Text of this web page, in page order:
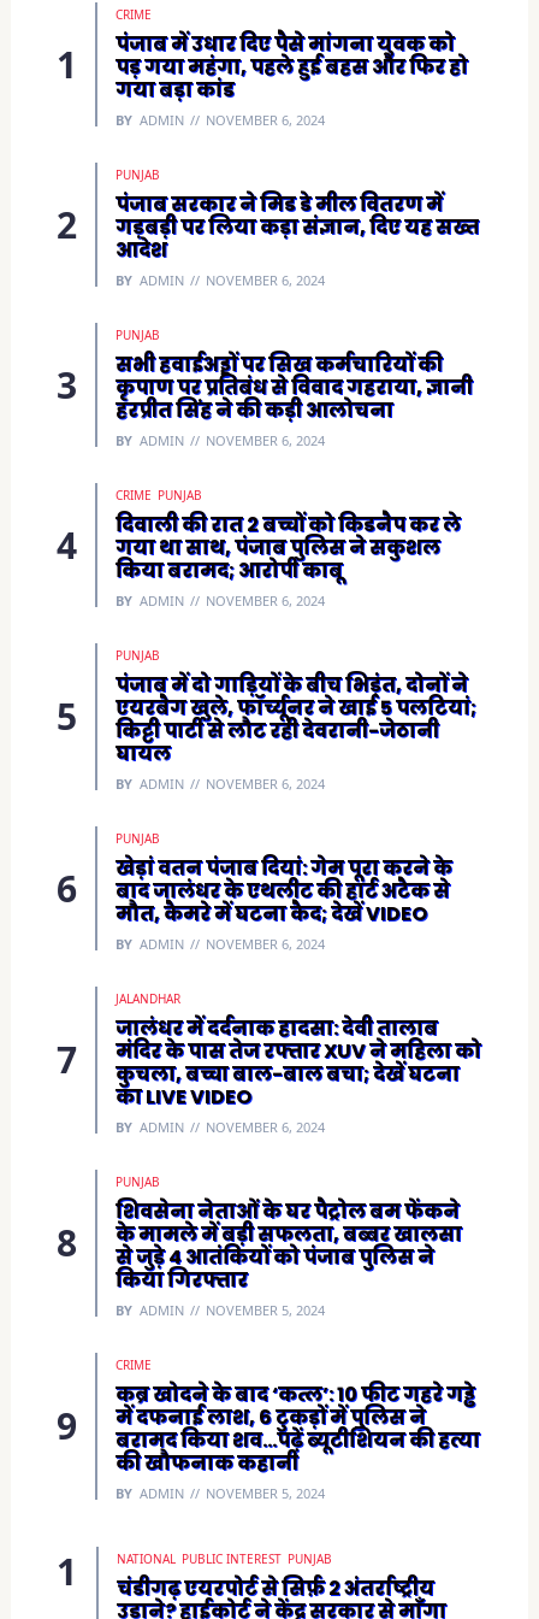
e
w
CRIME
पंजाब में उधार दिए पैसे मांगना युवक को
पड़ गया महंगा, पहले हुई बहस और फिर हो
गया बड़ा कांड
BY ADMIN NOVEMBER 6, 2024
PUNJAB
पंजाब सरकार ने मिड डे मील वितरण में
गड़बड़ी पर लिया कड़ा संज्ञान, दिए यह सख्त
आदेश
BY ADMIN NOVEMBER 6, 2024
PUNJAB
सभी हवाईअड्डों पर सिख कर्मचारियों की
कृपाण पर प्रतिबंध से विवाद गहराया, ज्ञानी
हरप्रीत सिंह ने की कड़ी आलोचना
BY ADMIN NOVEMBER 6, 2024
CRIME PUNJAB
दिवाली की रात 2 बच्चों को किडनैप कर ले
गया था साथ, पंजाब पुलिस ने सकुशल
किया बरामद; आरोपी काबू
BY ADMIN NOVEMBER 6, 2024
PUNJAB
पंजाब में दो गाड़ियों के बीच भिड़ंत, दोनों ने
एयरबैग खुले, फॉर्च्यूनर ने खाई 5 पलटियां;
किट्टी पार्टी से लौट रही देवरानी-जेठानी
घायल
BY ADMIN NOVEMBER 6, 2024
PUNJAB
खेड़ां वतन पंजाब दियां: गेम पूरा करने के
बाद जालंधर के एथलीट की हार्ट अटैक से
मौत, कैमरे में घटना कैद; देखें VIDEO
BY ADMIN NOVEMBER 6, 2024
JALANDHAR
जालंधर में दर्दनाक हादसा: देवी तालाब
मंदिर के पास तेज रफ्तार XUV ने महिला को
कुचला, बच्चा बाल-बाल बचा; देखें घटना
का LIVE VIDEO
BY ADMIN NOVEMBER 6, 2024
PUNJAB
शिवसेना नेताओं के घर पैट्रोल बम फेंकने
के मामले में बड़ी सफलता, बब्बर खालसा
से जुड़े 4 आतंकियों को पंजाब पुलिस ने
किया गिरफ्तार
BY ADMIN NOVEMBER 5, 2024
CRIME
कब्र खोदने के बाद ‘कत्ल’: 10 फीट गहरे गड्ढे
में दफनाई लाश, 6 टुकड़ों में पुलिस ने
बरामद किया शव…पढ़ें ब्यूटीशियन की हत्या
की खौफनाक कहानी
BY ADMIN NOVEMBER 5, 2024
NATIONAL PUBLIC INTEREST PUNJAB
चंडीगढ़ एयरपोर्ट से सिर्फ़ 2 अंतर्राष्ट्रीय
उड़ाने? हाईकोर्ट ने केंद्र सरकार से माँगा